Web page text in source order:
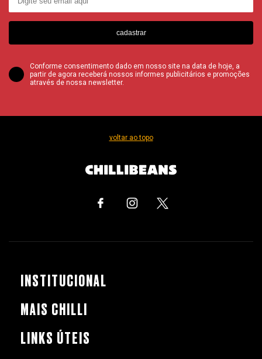
cadastrar
Conforme consentimento dado em nosso site na data de hoje, a
partir de agora receberá nossos informes publicitários e promoções
através de nossa newsletter.
voltar ao topo
INSTITUCIONAL
MAIS CHILLI
LINKS ÚTEIS